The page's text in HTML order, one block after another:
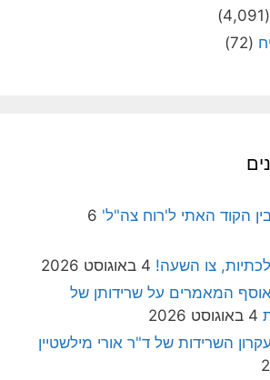
(4,091)
(72)
הקוד האתי ל'רוח צה"ל' 6
צו השעה! 4 באוגוסט 2026
המאמרים על שרידותן של
4 באוגוסט 2026
השרידות של ד"ר אורי מילשטיין